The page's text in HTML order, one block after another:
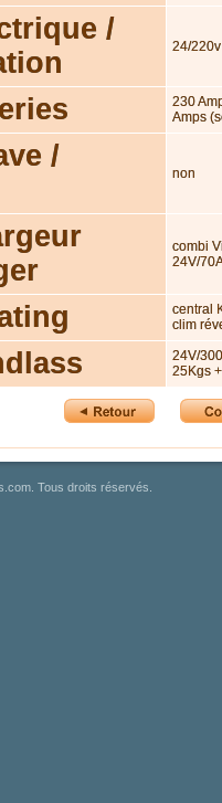
/
24/
230
Amps
/
non
combi
24V/
central
clim
24V/
25Kgs
Tous droits réservés.